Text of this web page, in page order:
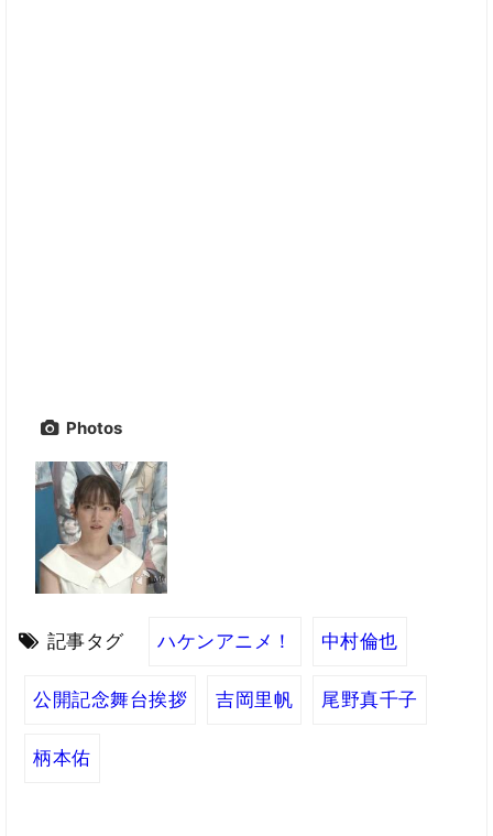
Photos
記事タグ ハケンアニメ！ 中村倫也
公開記念舞台挨拶 吉岡里帆 尾野真千子
柄本佑